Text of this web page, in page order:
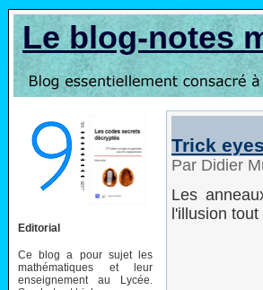
Le blog-notes
Editorial
Ce blog a pour sujet les
mathématiques et leur
enseignement au Lycée.
Trick eyes
Par Didier
Les
l'illusion